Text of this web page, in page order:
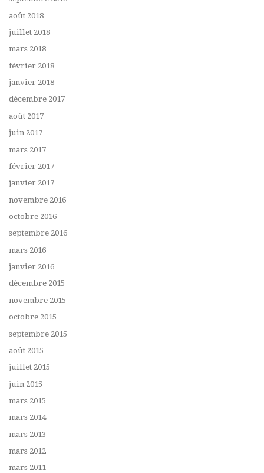
août 2018
juillet 2018
mars 2018
février 2018
janvier 2018
décembre 2017
août 2017
juin 2017
mars 2017
février 2017
janvier 2017
novembre 2016
octobre 2016
septembre 2016
mars 2016
janvier 2016
décembre 2015
novembre 2015
octobre 2015
septembre 2015
août 2015
juillet 2015
juin 2015
mars 2015
mars 2014
mars 2013
mars 2012
mars 2011